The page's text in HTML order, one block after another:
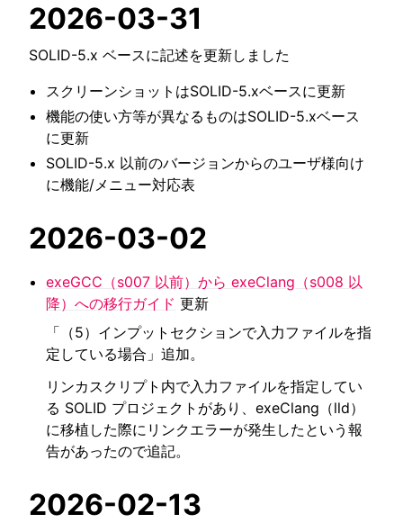
2026-03-31
SOLID-5.x ベースに記述を更新しました
スクリーンショットはSOLID-5.xベースに更新
機能の使い方等が異なるものはSOLID-5.xベース
に更新
SOLID-5.x 以前のバージョンからのユーザ様向け
に機能/メニュー対応表
2026-03-02
exeGCC（s007 以前）から exeClang（s008 以
降）への移行ガイド 更新
「（5）インプットセクションで入力ファイルを指
定している場合」追加。
リンカスクリプト内で入力ファイルを指定してい
る SOLID プロジェクトがあり、exeClang（lld）
に移植した際にリンクエラーが発生したという報
告があったので追記。
2026-02-13